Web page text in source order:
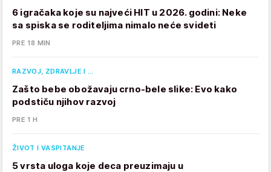
6 igračaka koje su najveći HIT u 2026. godini: Neke
sa spiska se roditeljima nimalo neće svideti
PRE 18 MIN
RAZVOJ, ZDRAVLJE I …
Zašto bebe obožavaju crno-bele slike: Evo kako
podstiču njihov razvoj
PRE 1 H
ŽIVOT I VASPITANJE
5 vrsta uloga koje deca preuzimaju u